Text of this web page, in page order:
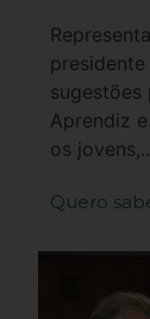
Aprendiz
os
Quero